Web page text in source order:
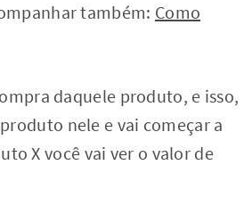
também: Como
daquele produto, e isso,
nele e vai começar a
X você vai ver o valor de